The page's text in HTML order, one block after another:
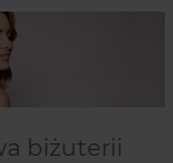
biżuterii